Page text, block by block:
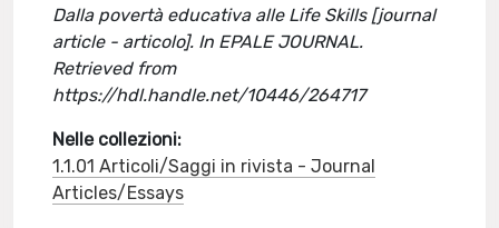
Dalla povertà educativa alle Life Skills [journal
article - articolo]. In EPALE JOURNAL.
Retrieved from
https://hdl.handle.net/10446/264717
Nelle collezioni:
1.1.01 Articoli/Saggi in rivista - Journal
Articles/Essays